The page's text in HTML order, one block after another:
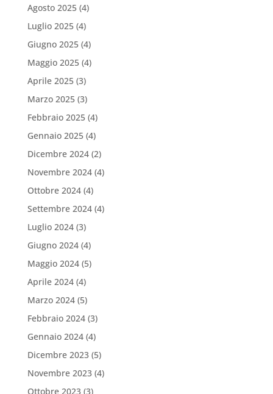
Agosto 2025(4)
Luglio 2025(4)
Giugno 2025(4)
Maggio 2025(4)
Aprile 2025(3)
Marzo 2025(3)
Febbraio 2025(4)
Gennaio 2025(4)
Dicembre 2024(2)
Novembre 2024(4)
Ottobre 2024(4)
Settembre 2024(4)
Luglio 2024(3)
Giugno 2024(4)
Maggio 2024(5)
Aprile 2024(4)
Marzo 2024(5)
Febbraio 2024(3)
Gennaio 2024(4)
Dicembre 2023(5)
Novembre 2023(4)
Ottobre 2023(3)